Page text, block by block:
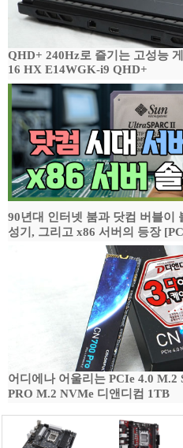
QHD+ 240Hz로 즐기는 고성능
16 HX E14WGK-i9 QHD+
90년대 인터넷 붐과 닷컴 버블이
성기, 그리고 x86 서버의 등장
어디에나 어울리는 PCIe 4.0 M.2
PRO M.2 NVMe 디앤디컴 1TB